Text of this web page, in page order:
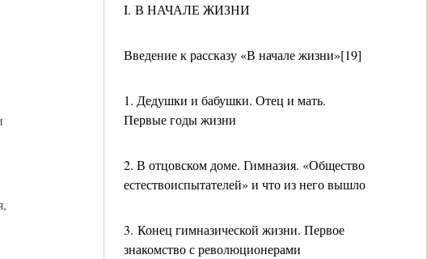
I. В НАЧАЛЕ ЖИЗНИ
Введение к рассказу «В начале жизни»[19]
1. Дедушки и бабушки. Отец и мать.
Первые годы жизни
2. В отцовском доме. Гимназия. «Общество
естествоиспытателей» и что из него вышло
3. Конец гимназической жизни. Первое
знакомство с революционерами